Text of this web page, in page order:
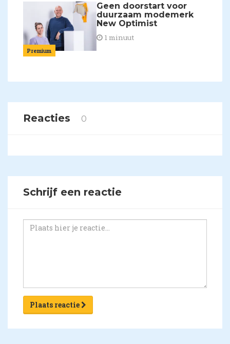
Premium
Geen doorstart voor
duurzaam modemerk
New Optimist
1 minuut
Reacties 0
Schrijf een reactie
Plaats reactie